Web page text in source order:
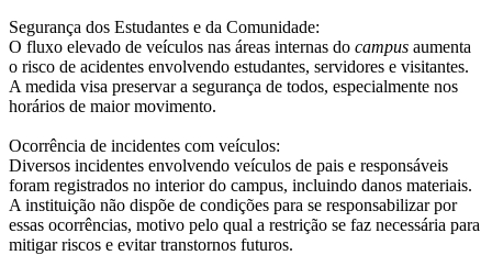
Segurança dos Estudantes e da Comunidade:
O fluxo elevado de veículos nas áreas internas do campus aumenta
o risco de acidentes envolvendo estudantes, servidores e visitantes.
A medida visa preservar a segurança de todos, especialmente nos
horários de maior movimento.
Ocorrência de incidentes com veículos:
Diversos incidentes envolvendo veículos de pais e responsáveis
foram registrados no interior do campus, incluindo danos materiais.
A instituição não dispõe de condições para se responsabilizar por
essas ocorrências, motivo pelo qual a restrição se faz necessária para
mitigar riscos e evitar transtornos futuros.